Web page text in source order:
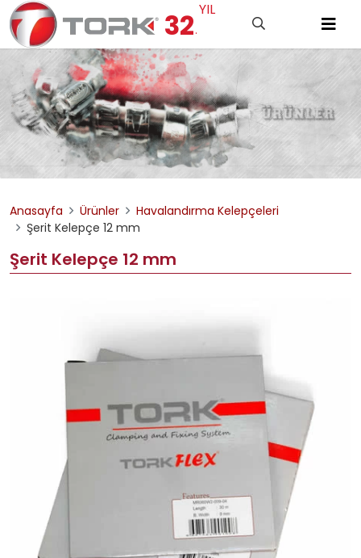
32.
YIL
Anasayfa Ürünler
Havalandırma Kelepçeleri
Şerit Kelepçe 12 mm
Şerit Kelepçe 12 mm